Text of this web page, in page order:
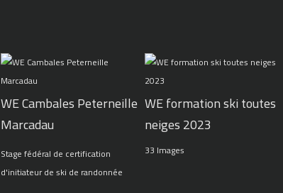
WE Cambales Peterneille
Marcadau
Stage fédéral de certification
d'initiateur de ski de randonnée
WE formation ski toutes
neiges 2023
33 Images